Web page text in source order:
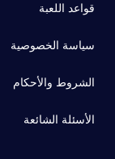
قواعد اللعبة
سياسة الخصوصية
الشروط والأحكام
الأسئلة الشائعة